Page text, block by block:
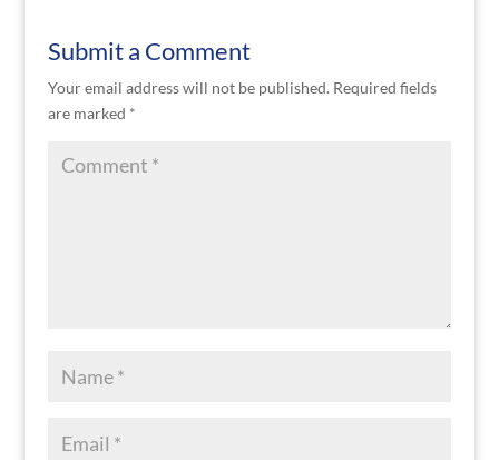
Submit a Comment
Your email address will not be published. Required fields
are marked *